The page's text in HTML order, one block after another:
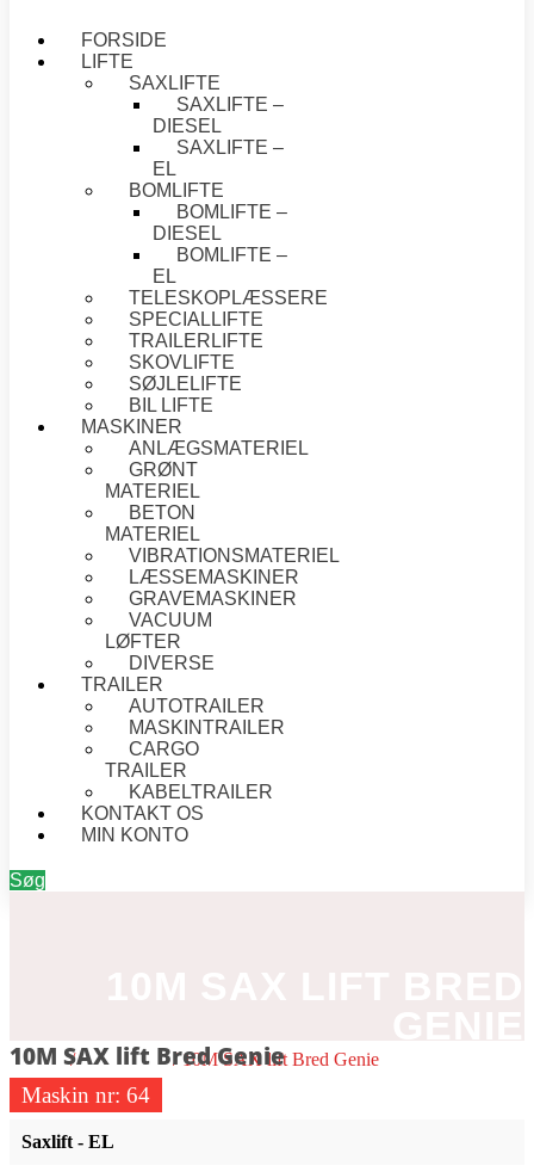
FORSIDE
LIFTE
SAXLIFTE
SAXLIFTE –
DIESEL
SAXLIFTE –
EL
BOMLIFTE
BOMLIFTE –
DIESEL
BOMLIFTE –
EL
TELESKOPLÆSSERE
SPECIALLIFTE
TRAILERLIFTE
SKOVLIFTE
SØJLELIFTE
BIL LIFTE
MASKINER
ANLÆGSMATERIEL
GRØNT
MATERIEL
BETON
MATERIEL
VIBRATIONSMATERIEL
LÆSSEMASKINER
GRAVEMASKINER
VACUUM
LØFTER
DIVERSE
TRAILER
AUTOTRAILER
MASKINTRAILER
CARGO
TRAILER
KABELTRAILER
KONTAKT OS
MIN KONTO
Søg
Forside/Saxlift - EL/ 10M SAX lift Bred Genie
10M SAX lift Bred Genie
Maskin nr: 64
Saxlift - EL